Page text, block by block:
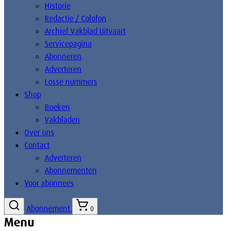
Historie
Redactie / Colofon
Archief Vakblad Uitvaart
Servicepagina
Abonneren
Adverteren
Losse nummers
Shop
Boeken
Vakbladen
Over ons
Contact
Adverteren
Abonnementen
Voor abonnees
Abonnement 0
Menu